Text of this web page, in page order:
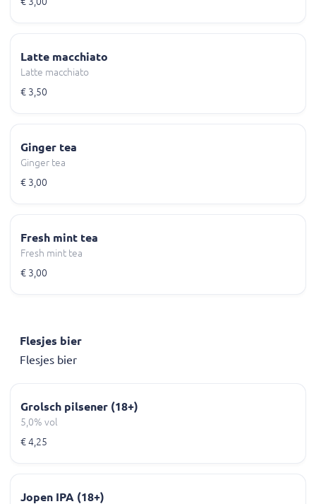
Latte macchiato
Latte macchiato
€ 3,50
Ginger tea
Ginger tea
€ 3,00
Fresh mint tea
Fresh mint tea
€ 3,00
Flesjes bier
Flesjes bier
Grolsch pilsener (18+)
5,0% vol
€ 4,25
Jopen IPA (18+)